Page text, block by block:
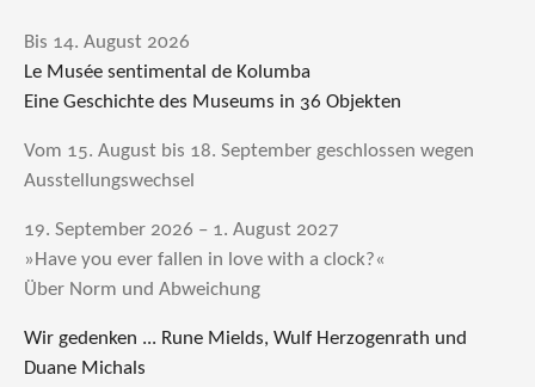
Bis 14. August 2026
Le Musée sentimental de Kolumba
Eine Geschichte des Museums in 36 Objekten
Vom 15. August bis 18. September geschlossen wegen
Ausstellungswechsel
19. September 2026 – 1. August 2027
»Have you ever fallen in love with a clock?«
Über Norm und Abweichung
Wir gedenken ... Rune Mields, Wulf Herzogenrath und
Duane Michals